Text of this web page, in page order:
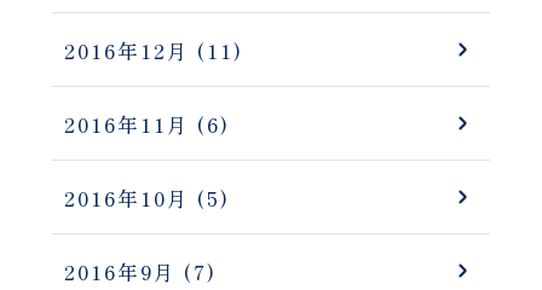
2016年12月 (11)
2016年11月 (6)
2016年10月 (5)
2016年9月 (7)